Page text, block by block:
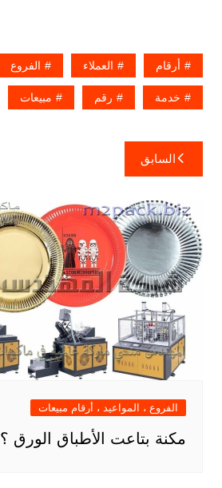
أرقام العملاء الفروع
خدمة رقم مبيعات
تصفّح
المقالات
السابق
الفروع ، المواعيد ، أرقام مبيعات
مكنة بتاعت الأطباق الورق ؟